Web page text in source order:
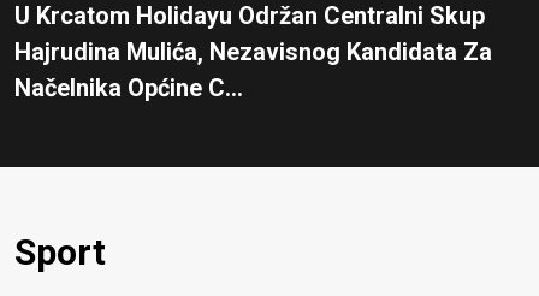
U Krcatom Holidayu Održan Centralni Skup
Hajrudina Mulića, Nezavisnog Kandidata Za
Načelnika Općine C...
Sport